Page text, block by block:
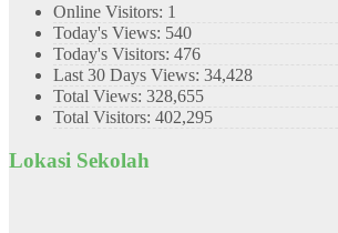
Online Visitors: 1
Today's Views: 540
Today's Visitors: 476
Last 30 Days Views: 34,428
Total Views: 328,655
Total Visitors: 402,295
Lokasi Sekolah